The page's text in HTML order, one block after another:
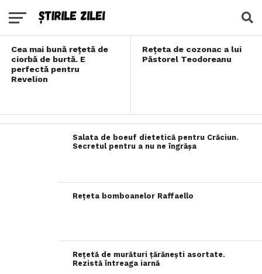
de 100 de ani
Cea mai bună rețetă de
ciorbă de burtă. E
perfectă pentru
Revelion
Rețeta de cozonac a lui
Păstorel Teodoreanu
Salata de boeuf dietetică pentru Crăciun.
Secretul pentru a nu ne îngrășa
Rețeta bomboanelor Raffaello
Rețetă de murături țărănești asortate.
Rezistă întreaga iarnă